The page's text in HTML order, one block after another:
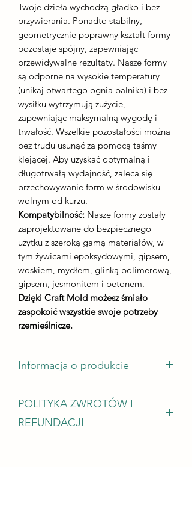
Twoje dzieła wychodzą gładko i bez
przywierania. Ponadto stabilny,
geometrycznie poprawny kształt formy
pozostaje spójny, zapewniając
przewidywalne rezultaty. Nasze formy
są odporne na wysokie temperatury
(unikaj otwartego ognia palnika) i bez
wysiłku wytrzymują zużycie,
zapewniając maksymalną wygodę i
trwałość. Wszelkie pozostałości można
bez trudu usunąć za pomocą taśmy
klejącej. Aby uzyskać optymalną i
długotrwałą wydajność, zaleca się
przechowywanie form w środowisku
wolnym od kurzu.
Kompatybilność: Nasze formy zostały
zaprojektowane do bezpiecznego
użytku z szeroką gamą materiałów, w
tym żywicami epoksydowymi, gipsem,
woskiem, mydłem, glinką polimerową,
gipsem, jesmonitem i betonem.
Dzięki Craft Mold możesz śmiało
zaspokoić wszystkie swoje potrzeby
rzemieślnicze.
Informacja o produkcie
wynosi 120 mm x 100 mm
wysokość odlewu - nie mniej niż 5 mm
POLITYKA ZWROTÓW I
REFUNDACJI